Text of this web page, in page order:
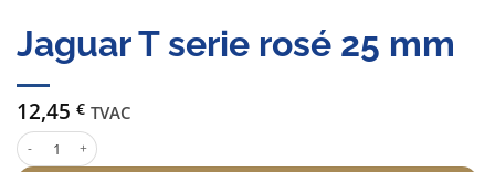
Jaguar T serie rosé 25 mm
12,45 € TVAC
quantité de Jaguar T serie rosé 25 mm